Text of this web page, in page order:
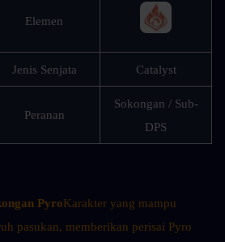
Elemen
Jenis Senjata Catalyst
Peranan
Sokongan / Sub-
DPS
PyroKarakter yang mampu
pasukan, memberikan perisai Pyro